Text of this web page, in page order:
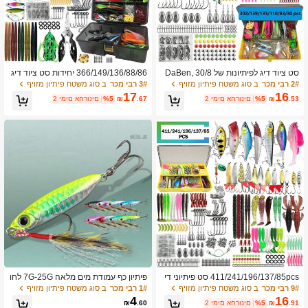
סט ציוד דיג לפיתיונות של DaBen, 30/8
3/133/110/139/302 יחידות, מתאים לדי
ג פתיונות משטח, אביזרי דיג בס, פורל וס
למון, ערכת דיג למרחקים ארוכים
2# רבי מכר ב סוג משטח פיתיון מזויף
₪16.53
%5 2 ימים אחרונים
411/241/196/137/85pcs סט פיתיוני די
ג, עם קופסה, פיתיונות רכים, פיתיונות כף,
קרסים, פיתיונות קשים וסטים של אביזרי
דיג אחרים, אוניברסלי למי מלח ומים מתו
9# רבי מכר ב סוג משטח פיתיון מזויף
₪16.91
%5 2 ימים אחרונים
366/149/136/88/86 יחידות סט ציוד דיג
רב-פיתיון לפורל/פרס/בס, ציוד דיג רב שכ
בתי קופסת ציוד מקצועית, מתאים לכל ש
כבות המים, ניתן לשימוש במים מתוקים ו
3# רבי מכר ב סוג משטח פיתיון מזויף
₪17 .67
%5 2 ימים אחרונים
פיתיון כף עמודת מים מלאה 7G-25G לחו
ף הים, פיתיון דיג קשקשים ריאליסטיים ש
ל פורל, דג מנדרינה, פיתיון דיג בס
1# רבי מכר ב סוג משטח פיתיון מזויף
₪4.60